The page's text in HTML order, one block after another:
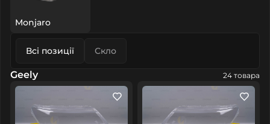
Monjaro
Всі позиції Скло
Geely 24 товара